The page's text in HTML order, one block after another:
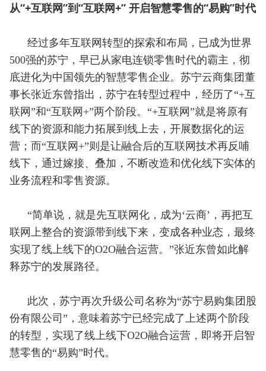
从“+互联网”到“互联网+” 开启智慧零售的“易购”时代
经过多年互联网转型的探索和布局，已成为世界
500强的苏宁，早已从家电连锁零售时代的霸主，彻
底进化为中国领先的智慧零售企业。苏宁云商集团董
事长张近东曾指出，苏宁在转型过程中，经历了“+互
联网”和“互联网+”两个阶段。“+互联网”就是将原有
线下的资源和能力拓展到线上去，开展数据化的运
营；而“互联网+”则是让融合后的互联网技术再反哺
线下，通过嫁接、叠加，不断改造和优化线下实体的
业务流程和零售资源。
“简单说，就是先互联网化，成为‘云商’，再把互
联网上整合的资源带到线下来，变成各种业态，最终
实现了线上线下的O2O融合运营。”张近东曾如此解
释苏宁的发展路径。
此次，苏宁再次升级公司名称为“苏宁易购集团股
份有限公司”，意味着苏宁已经完成了上述两个阶段
的转型，实现了线上线下O2O融合运营，即将开启智
慧零售的“易购”时代。